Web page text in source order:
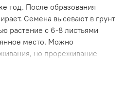
год. После образования
Семена высевают в грунт
растение с 6-8 листьями
место. Можно
но прореживание
30-40
солнечное,